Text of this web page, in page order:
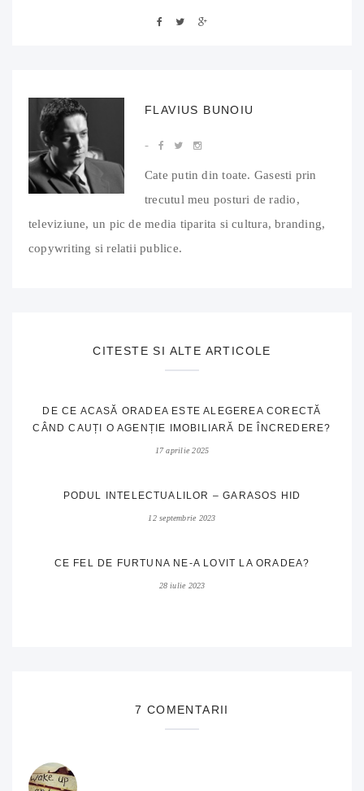
FLAVIUS BUNOIU
Cate putin din toate. Gasesti prin
trecutul meu posturi de radio,
televiziune, un pic de media tiparita si cultura, branding,
copywriting si relatii publice.
CITESTE SI ALTE ARTICOLE
DE CE ACASĂ ORADEA ESTE ALEGEREA CORECTĂ
CÂND CAUȚI O AGENȚIE IMOBILIARĂ DE ÎNCREDERE?
17 aprilie 2025
PODUL INTELECTUALILOR – GARASOS HID
12 septembrie 2023
CE FEL DE FURTUNA NE-A LOVIT LA ORADEA?
28 iulie 2023
7 COMENTARII